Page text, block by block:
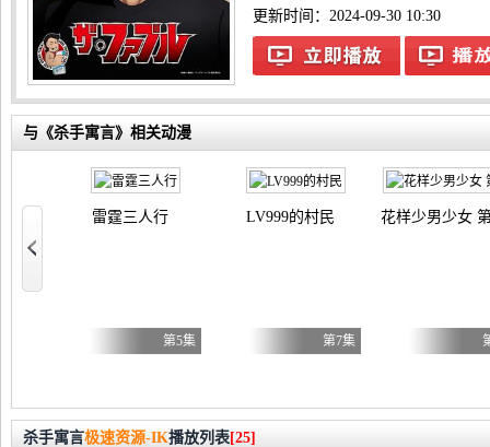
更新时间：2024-09-30 10:30
与《杀手寓言》相关动漫
姐才不玩格斗游戏～
雷霆三人行
第5集
LV999的村民
第7集
花样少男少女
杀手寓言极速资源-IK播放列表[25]